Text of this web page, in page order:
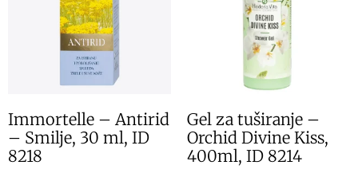
Immortelle – Antirid
– Smilje, 30 ml, ID
8218
Gel za tuširanje –
Orchid Divine Kiss,
400ml, ID 8214